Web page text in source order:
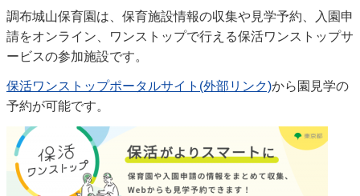
調布城山保育園は、保育施設情報の収集や見学予約、入園申
請をオンライン、ワンストップで行える保活ワンストップサ
ービスの参加施設です。
保活ワンストップポータルサイト(外部リンク)から園見学の
予約が可能です。